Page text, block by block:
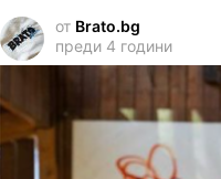
от Brato.bg
преди 4 години